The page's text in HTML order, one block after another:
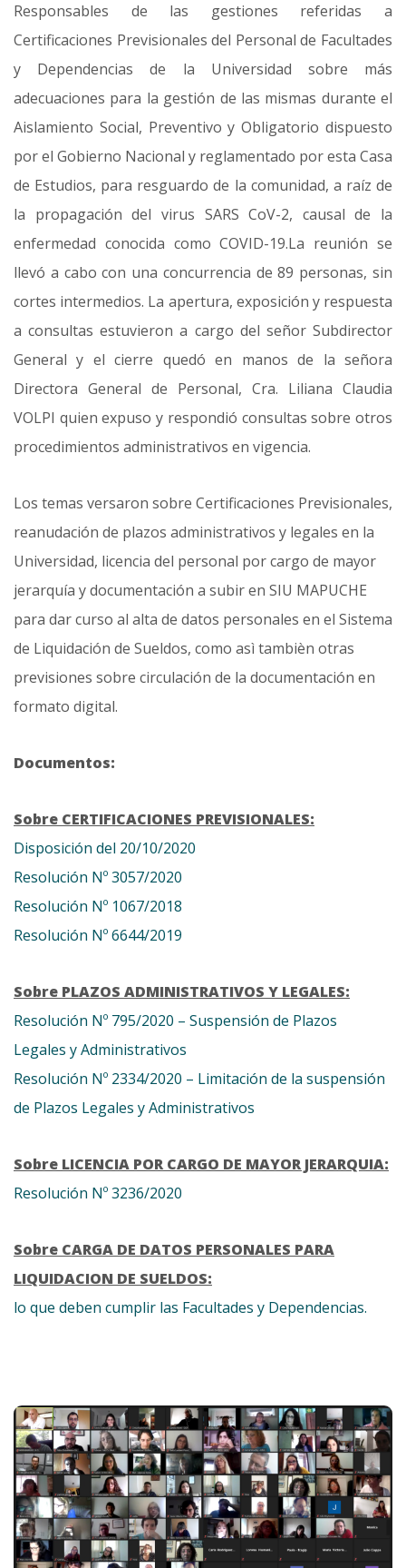
Responsables de las gestiones referidas a
Certificaciones Previsionales del Personal de Facultades
y Dependencias de la Universidad sobre más
adecuaciones para la gestión de las mismas durante el
Aislamiento Social, Preventivo y Obligatorio dispuesto
por el Gobierno Nacional y reglamentado por esta Casa
de Estudios, para resguardo de la comunidad, a raíz de
la propagación del virus SARS CoV-2, causal de la
enfermedad conocida como COVID-19.La reunión se
llevó a cabo con una concurrencia de 89 personas, sin
cortes intermedios. La apertura, exposición y respuesta
a consultas estuvieron a cargo del señor Subdirector
General y el cierre quedó en manos de la señora
Directora General de Personal, Cra. Liliana Claudia
VOLPI quien expuso y respondió consultas sobre otros
procedimientos administrativos en vigencia.
Los temas versaron sobre Certificaciones Previsionales,
reanudación de plazos administrativos y legales en la
Universidad, licencia del personal por cargo de mayor
jerarquía y documentación a subir en SIU MAPUCHE
para dar curso al alta de datos personales en el Sistema
de Liquidación de Sueldos, como asì tambièn otras
previsiones sobre circulación de la documentación en
formato digital.
Documentos:
Sobre CERTIFICACIONES PREVISIONALES:
Disposición del 20/10/2020
Resolución Nº 3057/2020
Resolución Nº 1067/2018
Resolución Nº 6644/2019
Sobre PLAZOS ADMINISTRATIVOS Y LEGALES:
Resolución Nº 795/2020 – Suspensión de Plazos
Legales y Administrativos
Resolución Nº 2334/2020 – Limitación de la suspensión
de Plazos Legales y Administrativos
Sobre LICENCIA POR CARGO DE MAYOR JERARQUIA:
Resolución Nº 3236/2020
Sobre CARGA DE DATOS PERSONALES PARA
LIQUIDACION DE SUELDOS:
lo que deben cumplir las Facultades y Dependencias.